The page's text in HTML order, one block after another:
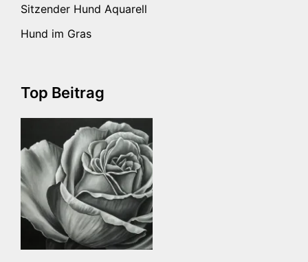
Sitzender Hund Aquarell
Hund im Gras
Top Beitrag